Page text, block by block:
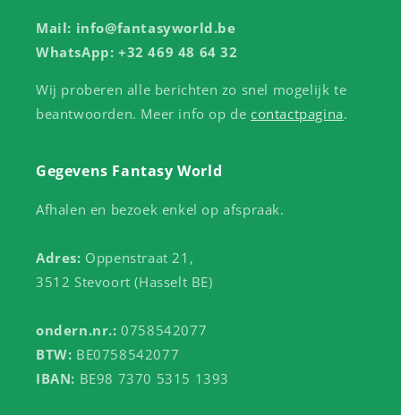
Mail: info@fantasyworld.be
WhatsApp: +32 469 48 64 32
Wij proberen alle berichten zo snel mogelijk te
beantwoorden. Meer info op decontactpagina.
Gegevens Fantasy World
Afhalen en bezoek enkel op afspraak.
Adres: Oppenstraat 21,
3512 Stevoort (Hasselt BE)
ondern.nr.: 0758542077
BTW: BE0758542077
IBAN: BE98 7370 5315 1393